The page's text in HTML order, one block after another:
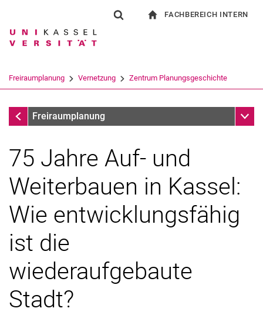
Springe direkt zu: Inhalt
Springe direkt zu: Suche
Springe direkt zu:
Suchbegriff
Suchen (öffnet externen Link in einem
FACHBEREICH INTERN
Freiraumplanung Vernetzung Zentrum Planungsgeschichte
Zentrum Planungsgeschichte
Freiraumplanung
75 Jahre Auf- und
Weiterbauen in Kassel:
Wie entwicklungsfähig
ist die
wiederaufgebaute
Stadt?